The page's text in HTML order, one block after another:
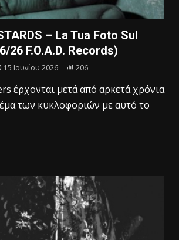
– La Tua Foto Sul
26 F.O.A.D. Records)
15 Ιουνίου 2026 206
έρχονται μετά από αρκετά χρόνια
των κυκλοφοριών με αυτό το